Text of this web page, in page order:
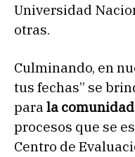
Universidad
otras.
Culminando, en
tus fechas” se
parala
procesos que se
Centro de